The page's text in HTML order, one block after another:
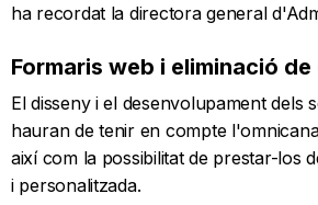
ha recordat la directora general
Formaris web i eliminació
El disseny i el desenvolupament dels
hauran de tenir en compte
així com la possibilitat de prestar-los
i personalitzada.